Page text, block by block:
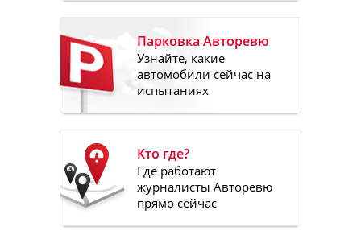
Парковка Авторевю
Узнайте, какие
автомобили сейчас на
испытаниях
Кто где?
Где работают
журналисты Авторевю
прямо сейчас